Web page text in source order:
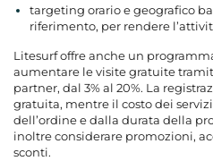
targeting orario e geografico
riferimento, per rendere
Litesurf offre anche un
aumentare le visite gratuite
partner, dal 3% al 20%. La
gratuita, mentre il costo dei
dell’ordine e dalla durata della
inoltre considerare promozioni,
sconti.